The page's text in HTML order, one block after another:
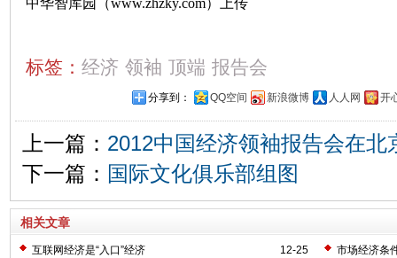
标签： 经济 领袖 顶端 报告会
分享到： QQ空间 新浪微博 人人网 开
上一篇： 2012中国经济领袖报告会在北
下一篇： 国际文化俱乐部组图
相关文章
12-25
互联网经济是“入口”经济
市场经济条